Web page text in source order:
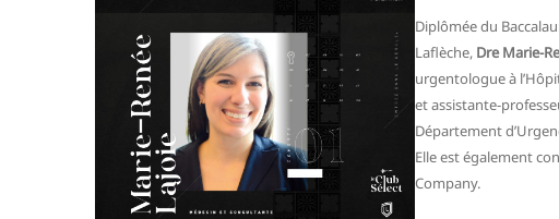
Diplômée du
Laflèche, Dre Marie-
urgentologue à
et assistante-
Département
Elle est également
Company.